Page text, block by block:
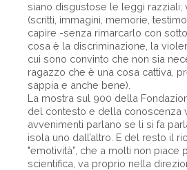
siano disgustose le leggi razziali;
(scritti, immagini, memorie,
capire -senza rimarcarlo con
cosa è la discriminazione, la
cui sono convinto che non sia
ragazzo che è una cosa cattiva,
sappia e anche bene).
La mostra sul 900 della
del contesto e della conoscenza
avvenimenti parlano se li si fa
isola uno dall’altro. E del resto il
"emotività”, che a molti non piace
scientifica, va proprio nella